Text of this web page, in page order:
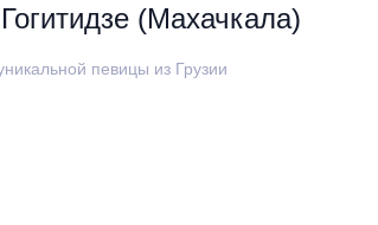
(Махачкала)
певицы из Грузии